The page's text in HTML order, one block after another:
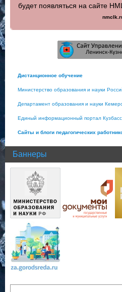
будет появляться на сайте
Дистанционное обучение
Министерство образования и науки
Департамент образования и науки
Единый информационный портал
Сайты и блоги педагогических
Баннеры